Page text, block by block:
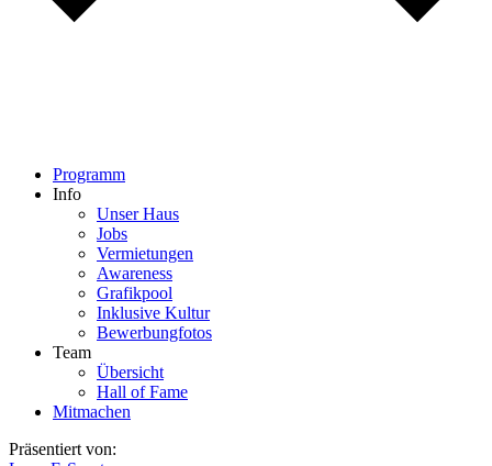
Programm
Info
Unser Haus
Jobs
Vermietungen
Awareness
Grafikpool
Inklusive Kultur
Bewerbungfotos
Team
Übersicht
Hall of Fame
Mitmachen
Präsentiert von: